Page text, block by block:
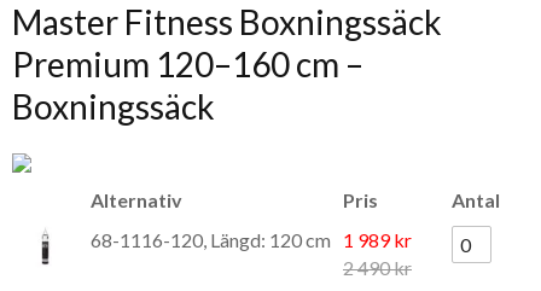
Master Fitness Boxningssäck
Premium 120–160 cm –
Boxningssäck
Alternativ Pris
Antal
68-1116-120, Längd: 120 cm
1 989 kr
2 490 kr